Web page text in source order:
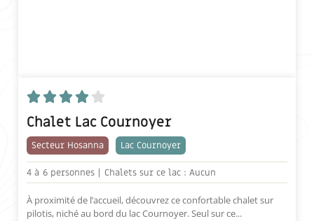
    
Chalet Lac Cournoyer
Secteur Hosanna Lac Cournoyer
4 à 6 personnes | Chalets sur ce lac : Aucun
À proximité de l’accueil, découvrez ce confortable chalet sur
pilotis, niché au bord du lac Cournoyer. Seul sur ce...